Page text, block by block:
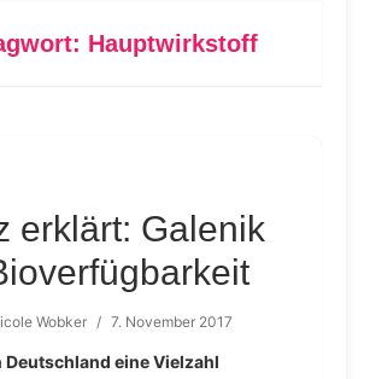
Hauptwirkstoff
erklärt: Galenik
Wobker / 7. November 2017
Deutschland eine Vielzahl